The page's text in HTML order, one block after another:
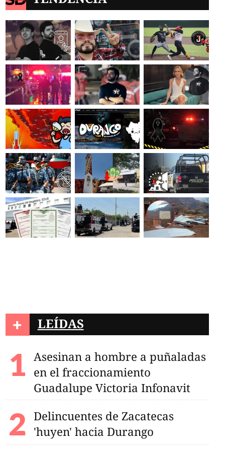
+ LEÍDAS
Asesinan a hombre a puñaladas
en el fraccionamiento
Guadalupe Victoria Infonavit
Delincuentes de Zacatecas
'huyen' hacia Durango